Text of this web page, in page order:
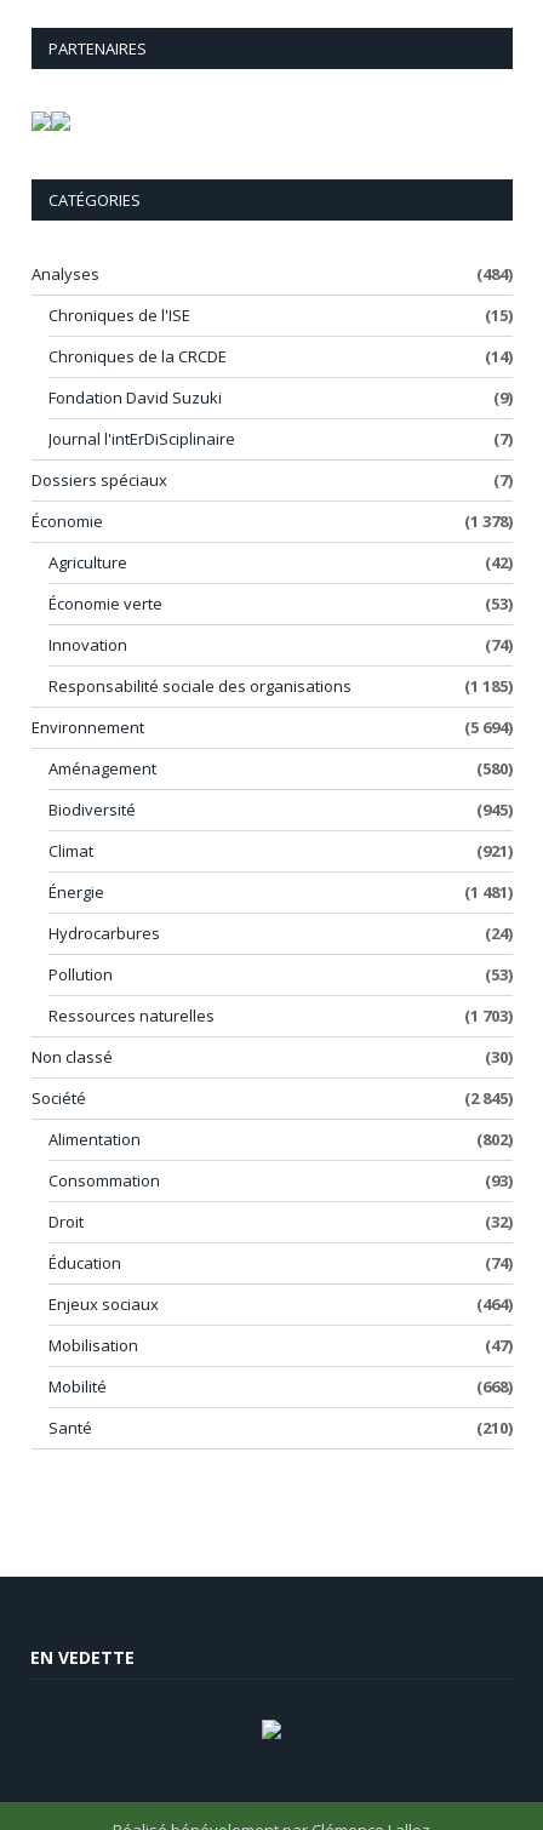
PARTENAIRES
CATÉGORIES
Analyses
(484)
Chroniques de l'ISE
(15)
Chroniques de la CRCDE
(14)
Fondation David Suzuki
(9)
Journal l'intErDiSciplinaire
(7)
Dossiers spéciaux
(7)
Économie
(1 378)
Agriculture
(42)
Économie verte
(53)
Innovation
(74)
Responsabilité sociale des organisations
(1 185)
Environnement
(5 694)
Aménagement
(580)
Biodiversité
(945)
Climat
(921)
Énergie
(1 481)
Hydrocarbures
(24)
Pollution
(53)
Ressources naturelles
(1 703)
Non classé
(30)
Société
(2 845)
Alimentation
(802)
Consommation
(93)
Droit
(32)
Éducation
(74)
Enjeux sociaux
(464)
Mobilisation
(47)
Mobilité
(668)
Santé
(210)
EN VEDETTE